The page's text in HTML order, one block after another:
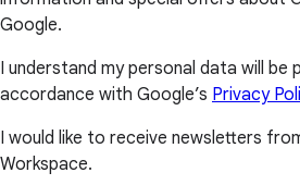
Google.
I understand my personal data will be
accordance with Google’s Privacy
I would like to receive newsletters
Workspace.